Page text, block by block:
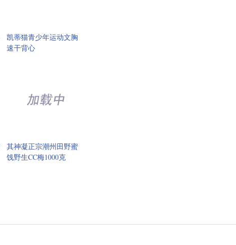
凯蒂猫青少年运动文胸
速干背心
其神凝正宗潮州田野蜜
饯野生CC梅1000克